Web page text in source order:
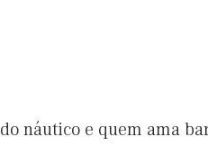
náutico e quem ama